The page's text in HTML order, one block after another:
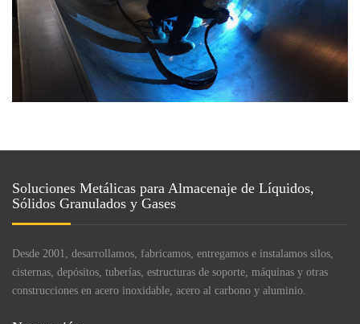
Soluciones Metálicas para Almacenaje de Líquidos,
Sólidos Granulados y Gases
Desde 2001, desarrollamos, fabricamos, entregamos e instalamos silos,
cisternas, depósitos, tuberías, estructuras de soporte, máquinas y otras
construcciones en acero inoxidable, acero al carbono y aluminio.